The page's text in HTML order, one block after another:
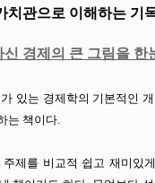
치관으로 이해하는 기
경제의 큰 그림을 한
있는 경제학의 기본적인
는 책이다.
제를 비교적 쉽고 재미있